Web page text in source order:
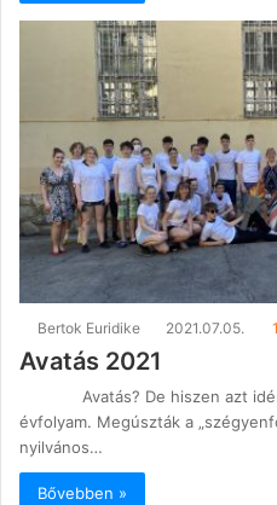
Bertok Euridike 2021.07.05.
Avatás 2021
Avatás? De hiszen azt idén
évfolyam. Megúszták a
nyilvános…
Bővebben »